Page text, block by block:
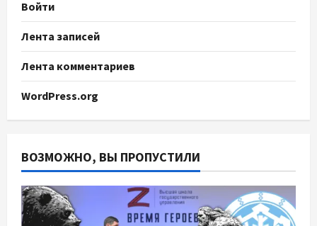
Войти
Лента записей
Лента комментариев
WordPress.org
ВОЗМОЖНО, ВЫ ПРОПУСТИЛИ